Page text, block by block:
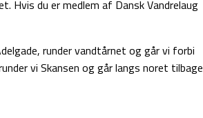
Hvis du er medlem af Dansk Vandrelaug
runder vandtårnet og går vi forbi
vi Skansen og går langs noret tilbage